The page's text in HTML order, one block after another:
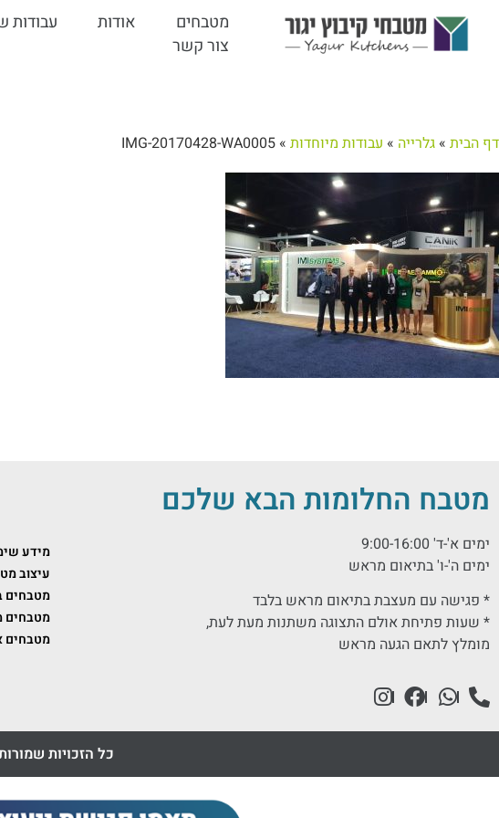
מטבחים אודות עבודות
צור קשר
דף הבית » גלרייה » עבודות מיוחדות »
IMG-20170428-WA0005
מטבח החלומות הבא שלכם
ימים א'-ד' 9:00-16:00
ימים ה'-ו' בתיאום מראש
* פגישה עם מעצבת בתיאום מראש בלבד
* שעות פתיחת אולם התצוגה משתנות מעת לעת,
מומלץ לתאם הגעה מראש
מידע
עיצוב
מטבחים
מטבחים
מטבחים
כל הזכויות שמורות